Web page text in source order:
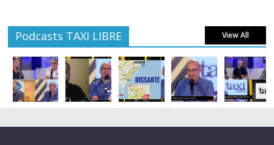
Podcasts TAXI LIBRE View All